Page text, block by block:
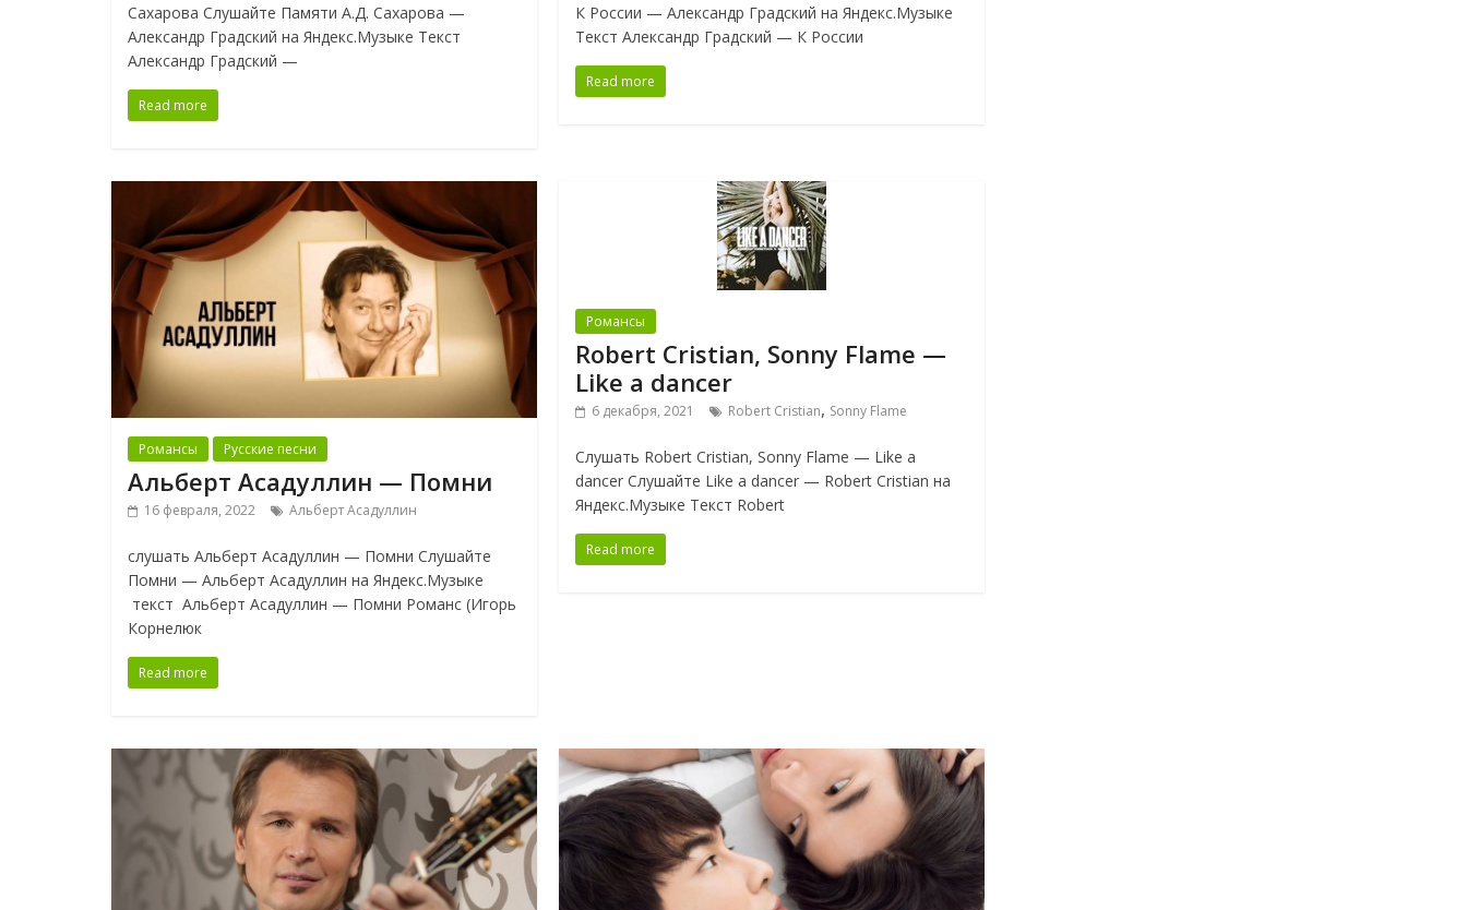
Сахарова Слушайте Памяти А.Д. Сахарова —
Александр Градский на Яндекс.Музыке Текст
Александр Градский —
Read more
К России — Александр Градский на Яндекс.Музыке
Текст Александр Градский — К России
Read more
Романсы Русские песни
Альберт Асадуллин — Помни
16 февраля, 2022 Альберт Асадуллин
слушать Альберт Асадуллин — Помни Слушайте
Помни — Альберт Асадуллин на Яндекс.Музыке
текст Альберт Асадуллин — Помни Романс (Игорь
Корнелюк
Read more
Романсы
Robert Cristian, Sonny Flame —
Like a dancer
6 декабря, 2021 Robert Cristian, Sonny Flame
Слушать Robert Cristian, Sonny Flame — Like a
dancer Слушайте Like a dancer — Robert Cristian на
Яндекс.Музыке Текст Robert
Read more